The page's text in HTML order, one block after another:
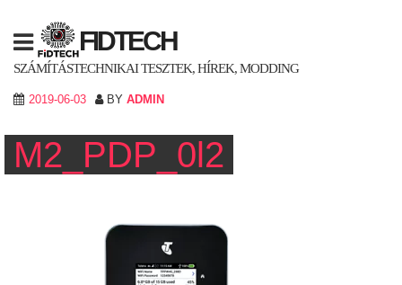
content
FIDTECH
SZÁMÍTÁSTECHNIKAI TESZTEK, HÍREK, MODDING
2019-06-03 BY ADMIN
M2_PDP_0l2